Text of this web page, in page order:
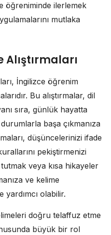
öğreniminde ilerlemek
mutlaka
İngilizce öğrenim
Bu alıştırmalar, dil
sıra, günlük hayatta
başa çıkmanıza
düşüncelerinizi ifade
pekiştirmenizi
veya kısa hikayeler
ve kelime
yardımcı olabilir.
doğru telaffuz etme
büyük bir rol